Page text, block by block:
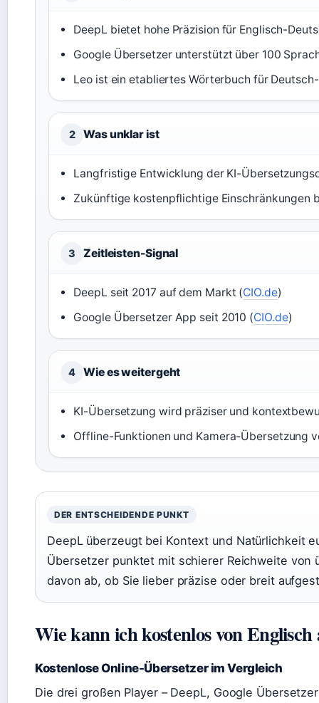
DeepL bietet hohe Präzision für Englisch-
Google Übersetzer unterstützt über 100
Leo ist ein etabliertes Wörterbuch für
2 Was unklar ist
Langfristige Entwicklung der KI-
Zukünftige kostenpflichtige Einschränkungen
3 Zeitleisten-Signal
DeepL seit 2017 auf dem Markt (CIO.de)
Google Übersetzer App seit 2010 (CIO.de)
4 Wie es weitergeht
KI-Übersetzung wird präziser und
Offline-Funktionen und Kamera-Übersetzung
DER ENTSCHEIDENDE PUNKT
DeepL überzeugt bei Kontext und Natürlichkeit
Übersetzer punktet mit schierer Reichweite von
davon ab, ob Sie lieber präzise oder breit
Wie kann ich kostenlos von
Kostenlose Online-Übersetzer im Vergleich
Die drei großen Player – DeepL, Google